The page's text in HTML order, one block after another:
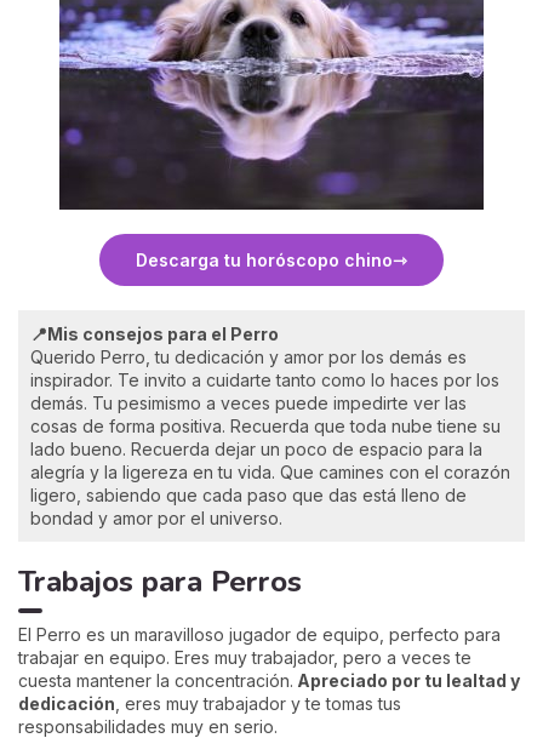
Descarga tu horóscopo chino
📍Mis consejos para el Perro
Querido Perro, tu dedicación y amor por los demás es
inspirador. Te invito a cuidarte tanto como lo haces por los
demás. Tu pesimismo a veces puede impedirte ver las
cosas de forma positiva. Recuerda que toda nube tiene su
lado bueno. Recuerda dejar un poco de espacio para la
alegría y la ligereza en tu vida. Que camines con el corazón
ligero, sabiendo que cada paso que das está lleno de
bondad y amor por el universo.
Trabajos para Perros
El Perro es un maravilloso jugador de equipo, perfecto para
trabajar en equipo. Eres muy trabajador, pero a veces te
cuesta mantener la concentración. Apreciado por tu lealtad y
dedicación , eres muy trabajador y te tomas tus
responsabilidades muy en serio.